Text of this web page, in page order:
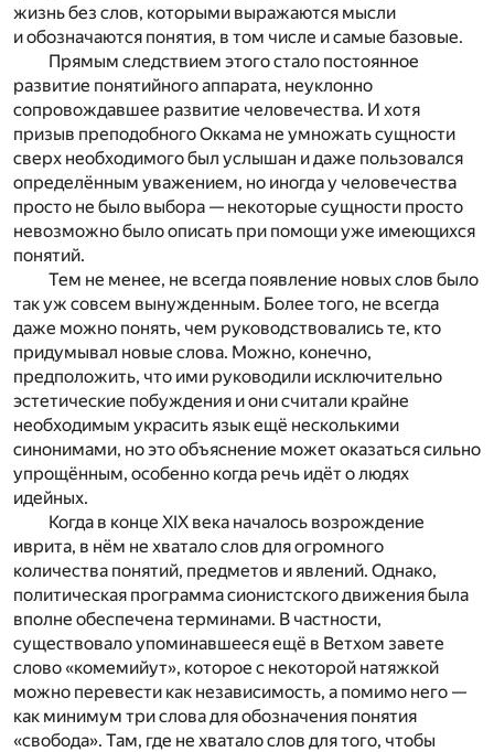
жизнь без слов, которыми выражаются мысли
и обозначаются понятия, в том числе и самые базовые.
Прямым следствием этого стало постоянное
развитие понятийного аппарата, неуклонно
сопровождавшее развитие человечества. И хотя
призыв преподобного Оккама не умножать сущности
сверх необходимого был услышан и даже пользовался
определённым уважением, но иногда у человечества
просто не было выбора — некоторые сущности просто
невозможно было описать при помощи уже имеющихся
понятий.
Тем не менее, не всегда появление новых слов было
так уж совсем вынужденным. Более того, не всегда
даже можно понять, чем руководствовались те, кто
придумывал новые слова. Можно, конечно,
предположить, что ими руководили исключительно
эстетические побуждения и они считали крайне
необходимым украсить язык ещё несколькими
синонимами, но это объяснение может оказаться сильно
упрощённым, особенно когда речь идёт о людях
идейных.
Когда в конце XIX века началось возрождение
иврита, в нём не хватало слов для огромного
количества понятий, предметов и явлений. Однако,
политическая программа сионистского движения была
вполне обеспечена терминами. В частности,
существовало упоминавшееся ещё в Ветхом завете
слово «комемийут», которое с некоторой натяжкой
можно перевести как независимость, а помимо него —
как минимум три слова для обозначения понятия
«свобода». Там, где не хватало слов для того, чтобы